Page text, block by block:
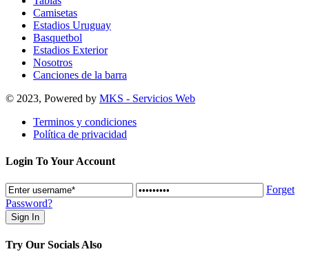
Camisetas
Estadios Uruguay
Basquetbol
Estadios Exterior
Nosotros
Canciones de la barra
© 2023, Powered by MKS - Servicios Web
Terminos y condiciones
Política de privacidad
Login To Your Account
Forget
Password?
Try Our Socials Also